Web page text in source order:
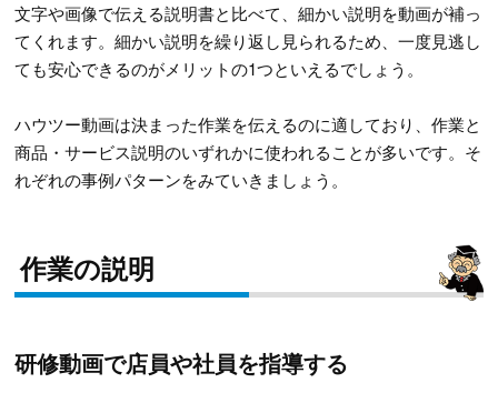
文字や画像で伝える説明書と比べて、細かい説明を動画が補っ
てくれます。細かい説明を繰り返し見られるため、一度見逃し
ても安心できるのがメリットの1つといえるでしょう。
ハウツー動画は決まった作業を伝えるのに適しており、作業と
商品・サービス説明のいずれかに使われることが多いです。そ
れぞれの事例パターンをみていきましょう。
作業の説明
研修動画で店員や社員を指導する